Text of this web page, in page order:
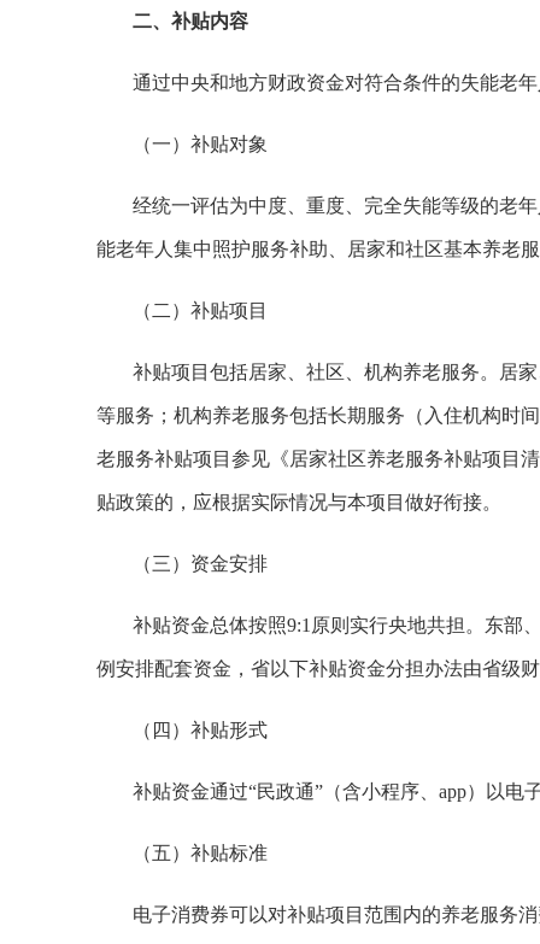
二、补贴内容
通过中央和地方财政资金对符合条件的失能老
（一）补贴对象
经统一评估为中度、重度、完全失能等级的老
能老年人集中照护服务补助、居家和社区基本养老
（二）补贴项目
补贴项目包括居家、社区、机构养老服务。居
等服务；机构养老服务包括长期服务（入住机构时
老服务补贴项目参见《居家社区养老服务补贴项目
贴政策的，应根据实际情况与本项目做好衔接。
（三）资金安排
补贴资金总体按照9:1原则实行央地共担。东部
例安排配套资金，省以下补贴资金分担办法由省级
（四）补贴形式
补贴资金通过“民政通”（含小程序、app）以
（五）补贴标准
电子消费券可以对补贴项目范围内的养老服务